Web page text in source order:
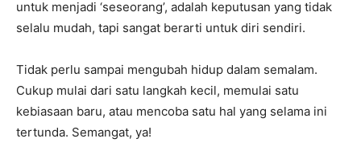
untuk menjadi ‘seseorang’, adalah keputusan yang tidak
selalu mudah, tapi sangat berarti untuk diri sendiri.
Tidak perlu sampai mengubah hidup dalam semalam.
Cukup mulai dari satu langkah kecil, memulai satu
kebiasaan baru, atau mencoba satu hal yang selama ini
tertunda. Semangat, ya!